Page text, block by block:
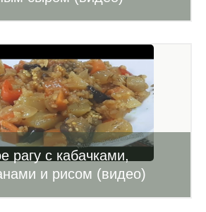
рагу с кабачками,
и рисом (видео)